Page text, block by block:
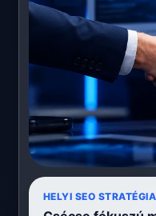
HELYI SEO STRATÉGIA